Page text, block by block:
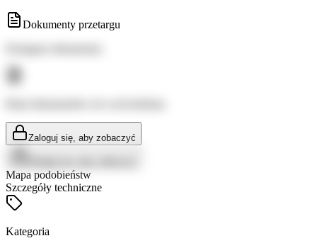
Dokumenty przetargu
Zaloguj się, aby zobaczyć
Mapa podobieństw
Szczegóły techniczne
Kategoria